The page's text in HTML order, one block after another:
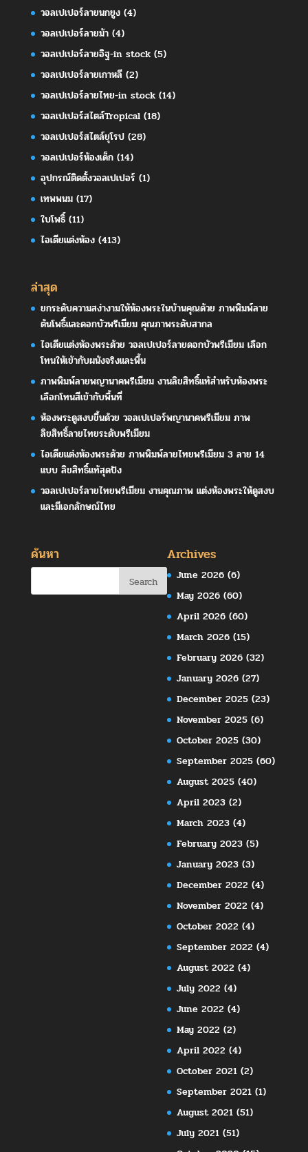
วอลเปเปอร์ลายนกยูง(4)
วอลเปเปอร์ลายม้า(4)
วอลเปเปอร์ลายอิฐ-in stock(5)
วอลเปเปอร์ลายเกาหลี(2)
วอลเปเปอร์ลายไทย-in stock(14)
วอลเปเปอร์สไตล์Tropical(18)
วอลเปเปอร์สไตล์ยุโรป(28)
วอลเปเปอร์ห้องเด็ก(14)
อุปกรณ์ติดตั้งวอลเปเปอร์ (1)
เทพพนม(17)
ใบโพธิ์(11)
ไอเดียแต่งห้อง(413)
ล่าสุด
ยกระดับความสง่างามให้ห้องพระในบ้านคุณด้วย ภาพพิมพ์ลาย
ต้นโพธิ์และดอกบัวพรีเมียม คุณภาพระดับสากล
ไอเดียแต่งห้องพระด้วย วอลเปเปอร์ลายดอกบัวพรีเมียม เลือก
โทนให้เข้ากับผนังจริงและพื้น
ภาพพิมพ์ลายพญานาคพรีเมียม งานลิขสิทธิ์แท้สำหรับห้องพระ
เลือกโทนสีเข้ากับพื้นที่
ห้องพระดูสงบขึ้นด้วย วอลเปเปอร์พญานาคพรีเมียม ภาพ
ลิขสิทธิ์ลายไทยระดับพรีเมียม
ไอเดียแต่งห้องพระด้วย ภาพพิมพ์ลายไทยพรีเมียม 3 ลาย 14
แบบ ลิขสิทธิ์แท้สุดปัง
วอลเปเปอร์ลายไทยพรีเมียม งานคุณภาพ แต่งห้องพระให้ดูสงบ
และมีเอกลักษณ์ไทย
ค้นหา Archives
June 2026 (6)
May 2026 (60)
April 2026 (60)
March 2026 (15)
February 2026 (32)
January 2026 (27)
December 2025 (23)
November 2025 (6)
October 2025 (30)
September 2025 (60)
August 2025 (40)
April 2023 (2)
March 2023 (4)
February 2023 (5)
January 2023 (3)
December 2022 (4)
November 2022 (4)
October 2022 (4)
September 2022 (4)
August 2022 (4)
July 2022 (4)
June 2022 (4)
May 2022 (2)
April 2022 (4)
October 2021 (2)
September 2021 (1)
August 2021 (51)
July 2021 (51)